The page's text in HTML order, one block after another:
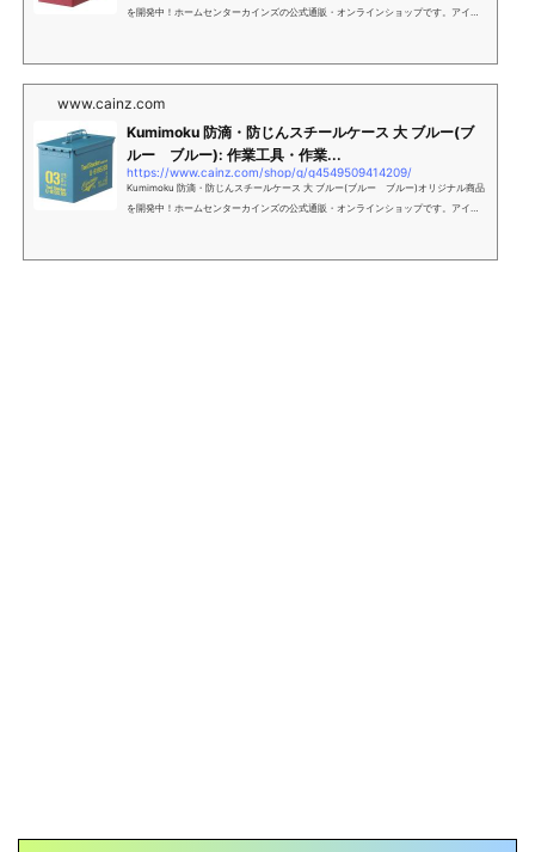
を開発中！ホームセンターカインズの公式通販・オンラインショップです。アイデ
www.cainz.com
Kumimoku 防滴・防じんスチールケース 大 ブルー(ブ
ルー ブルー): 作業工具・作業...
https://www.cainz.com/shop/g/g4549509414209/
Kumimoku 防滴・防じんスチールケース 大 ブルー(ブルー ブルー)オリジナル商品
を開発中！ホームセンターカインズの公式通販・オンラインショップです。アイデ